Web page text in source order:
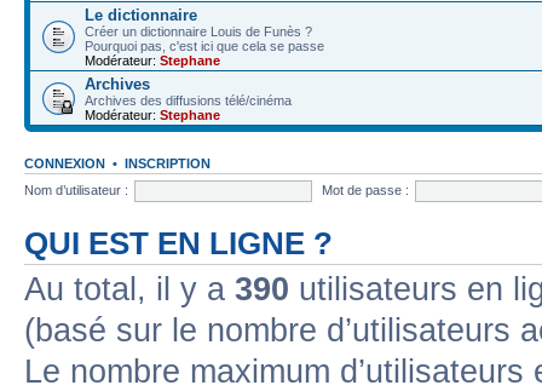
Le dictionnaire
Créer un dictionnaire Louis de Funès ?
Pourquoi pas, c'est ici que cela se passe
Modérateur: Stephane
Archives
Archives des diffusions télé/cinéma
Modérateur: Stephane
CONNEXION • INSCRIPTION
Nom d’utilisateur :
Mot de passe :
QUI EST EN LIGNE ?
Au total, il y a 390 utilisateurs en
(basé sur le nombre d’utilisateurs
Le nombre maximum